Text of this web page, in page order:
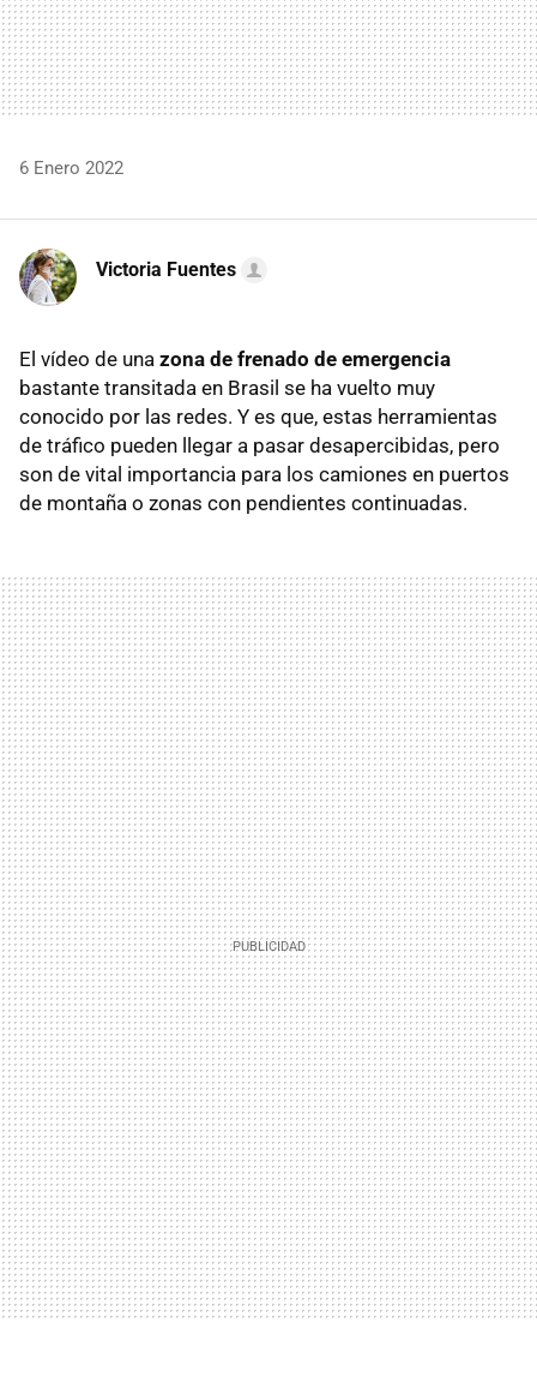
6 Enero 2022
Victoria Fuentes
El vídeo de una zona de frenado de emergencia
bastante transitada en Brasil se ha vuelto muy
conocido por las redes. Y es que, estas herramientas
de tráfico pueden llegar a pasar desapercibidas, pero
son de vital importancia para los camiones en puertos
de montaña o zonas con pendientes continuadas.